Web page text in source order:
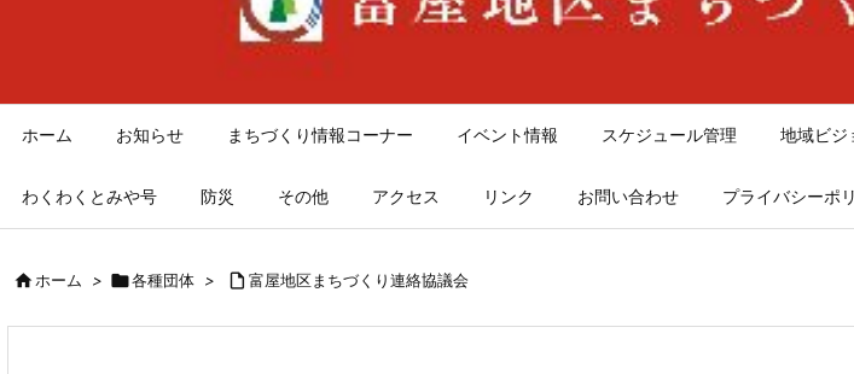
ホーム お知らせ まちづくり情報コーナー イベント情報 スケジュール管理 地域ビジ
わくわくとみや号 防災 その他 アクセス リンク お問い合わせ プライバシーポ
ホーム > 各種団体 >  富屋地区まちづくり連絡協議会